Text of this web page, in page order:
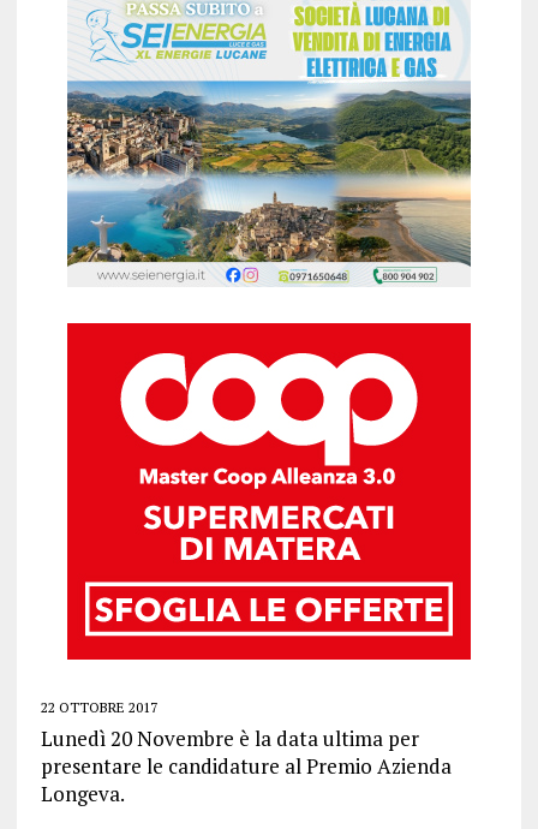
22 OTTOBRE 2017
Lunedì 20 Novembre è la data ultima per
presentare le candidature al Premio Azienda
Longeva.